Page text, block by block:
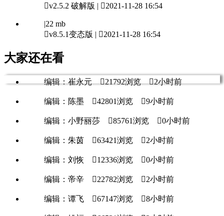
v2.5.2 破解版 | 2021-11-28 16:54
|22 mb
v8.5.1变态版 | 2021-11-28 16:54
大家还在看
编辑：崔永元21792浏览2小时前
编辑：陈墨 42801浏览 9小时前
编辑：小野丽莎 85761浏览 0小时前
编辑：朱茵 63421浏览 2小时前
编辑：刘恢 12336浏览 0小时前
编辑：帝辛 22782浏览 2小时前
编辑：谭飞 67147浏览 8小时前